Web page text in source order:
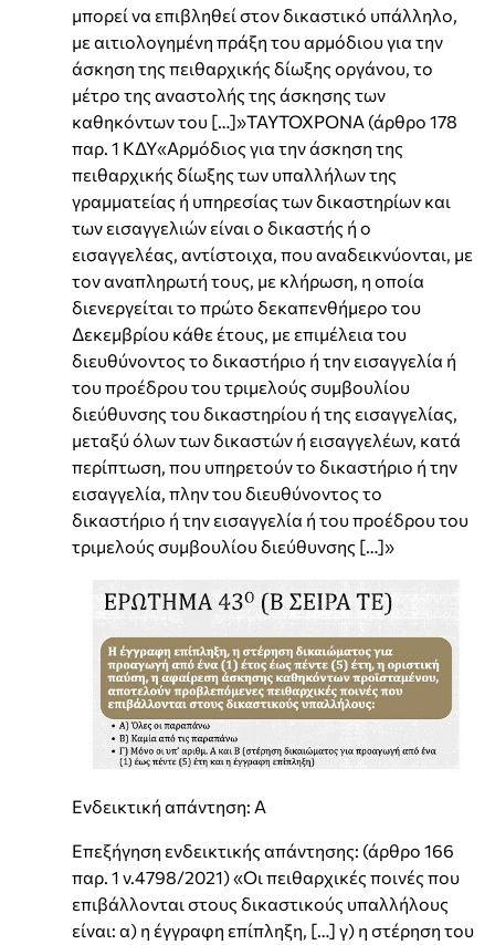
μπορεί να επιβληθεί στον δικαστικό υπάλληλο,
με αιτιολογημένη πράξη του αρμόδιου για την
άσκηση της πειθαρχικής δίωξης οργάνου, το
μέτρο της αναστολής της άσκησης των
καθηκόντων του […]»ΤΑΥΤΟΧΡΟΝΑ (άρθρο 178
παρ. 1 ΚΔΥ«Αρμόδιος για την άσκηση της
πειθαρχικής δίωξης των υπαλλήλων της
γραμματείας ή υπηρεσίας των δικαστηρίων και
των εισαγγελιών είναι ο δικαστής ή ο
εισαγγελέας, αντίστοιχα, που αναδεικνύονται, με
τον αναπληρωτή τους, με κλήρωση, η οποία
διενεργείται το πρώτο δεκαπενθήμερο του
Δεκεμβρίου κάθε έτους, με επιμέλεια του
διευθύνοντος το δικαστήριο ή την εισαγγελία ή
του προέδρου του τριμελούς συμβουλίου
διεύθυνσης του δικαστηρίου ή της εισαγγελίας,
μεταξύ όλων των δικαστών ή εισαγγελέων, κατά
περίπτωση, που υπηρετούν το δικαστήριο ή την
εισαγγελία, πλην του διευθύνοντος το
δικαστήριο ή την εισαγγελία ή του προέδρου του
τριμελούς συμβουλίου διεύθυνσης […]»
Ενδεικτική απάντηση: Α
Επεξήγηση ενδεικτικής απάντησης: (άρθρο 166
παρ. 1 ν.4798/2021) «Οι πειθαρχικές ποινές που
επιβάλλονται στους δικαστικούς υπαλλήλους
είναι: α) η έγγραφη επίπληξη, […] γ) η στέρηση του